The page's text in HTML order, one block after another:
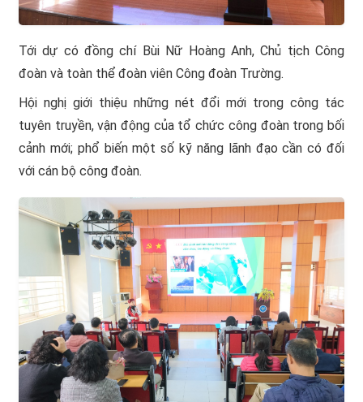
Tới dự có đồng chí Bùi Nữ Hoàng Anh, Chủ tịch Công
đoàn và toàn thể đoàn viên Công đoàn Trường.
Hội nghị giới thiệu những nét đổi mới trong công tác
tuyên truyền, vận động của tổ chức công đoàn trong bối
cảnh mới; phổ biến một số kỹ năng lãnh đạo cần có đối
với cán bộ công đoàn.